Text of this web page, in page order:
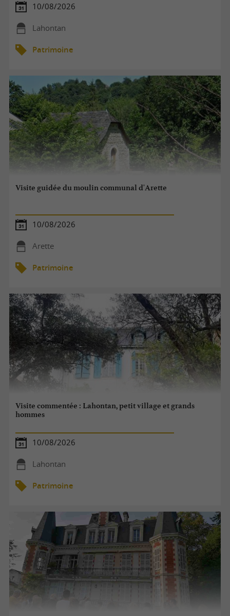
10/08/2026
Lahontan
Patrimoine
Visite guidée du moulin communal d'Arette
10/08/2026
Arette
Patrimoine
Visite commentée : Lahontan, petit village et grands
hommes
10/08/2026
Lahontan
Patrimoine